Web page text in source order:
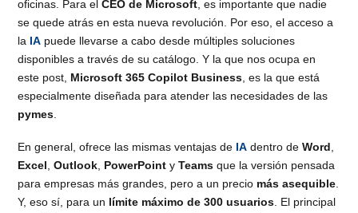
oficinas. Para elCEO de Microsoft, es importante que nadie
se quede atrás en esta nueva revolución. Por eso, el acceso a
la IA puede llevarse a cabo desde múltiples soluciones
disponibles a través de su catálogo. Y la que nos ocupa en
este post, Microsoft 365 Copilot Business, es la que está
especialmente diseñada para atender las necesidades de las
pymes.
En general, ofrece las mismas ventajas de IA dentro deWord,
Excel,Outlook, PowerPoint yTeams que la versión pensada
para empresas más grandes, pero a un precio más asequible.
Y, eso sí, para un límite máximo de 300 usuarios. El principal